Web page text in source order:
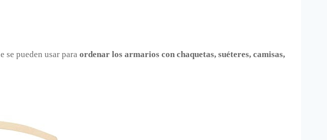
se pueden usar para ordenar los armarios con chaquetas, suéteres, camisas,